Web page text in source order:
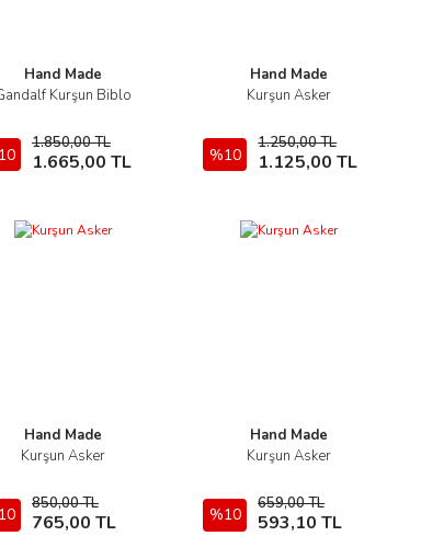
Hand Made
Kurşun Biblo
1.850,00 TL
1.665,00 TL
İncele
Sepete Ekle
Hand Made
Kurşun Asker
%10
1.250,00 TL
1.125,00 TL
İncele
Sepete Ekle
Hand Made
Kurşun Asker
850,00 TL
765,00 TL
İncele
Sepete Ekle
Hand Made
Kurşun Asker
%10
659,00 TL
593,10 TL
İncele
Sepete Ekle